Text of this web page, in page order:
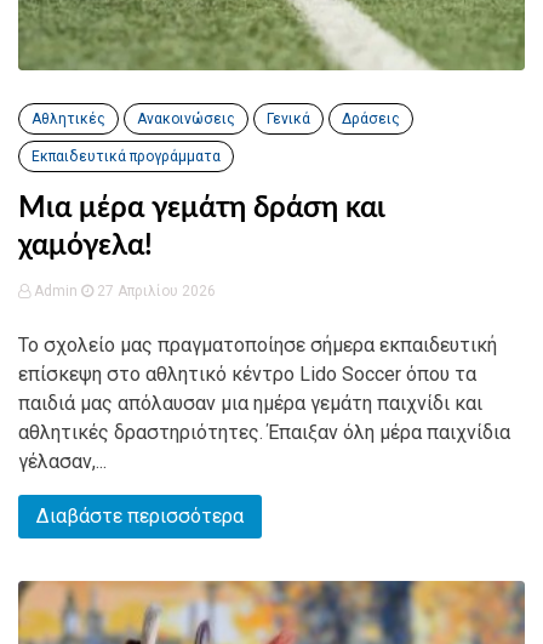
Αθλητικές Ανακοινώσεις Γενικά Δράσεις
Εκπαιδευτικά προγράμματα
Μια μέρα γεμάτη δράση και
χαμόγελα!
Admin 27 Απριλίου 2026
Το σχολείο μας πραγματοποίησε σήμερα εκπαιδευτική
επίσκεψη στο αθλητικό κέντρο Lido Soccer όπου τα
παιδιά μας απόλαυσαν μια ημέρα γεμάτη παιχνίδι και
αθλητικές δραστηριότητες. Έπαιξαν όλη μέρα παιχνίδια
γέλασαν,...
Διαβάστε περισσότερα